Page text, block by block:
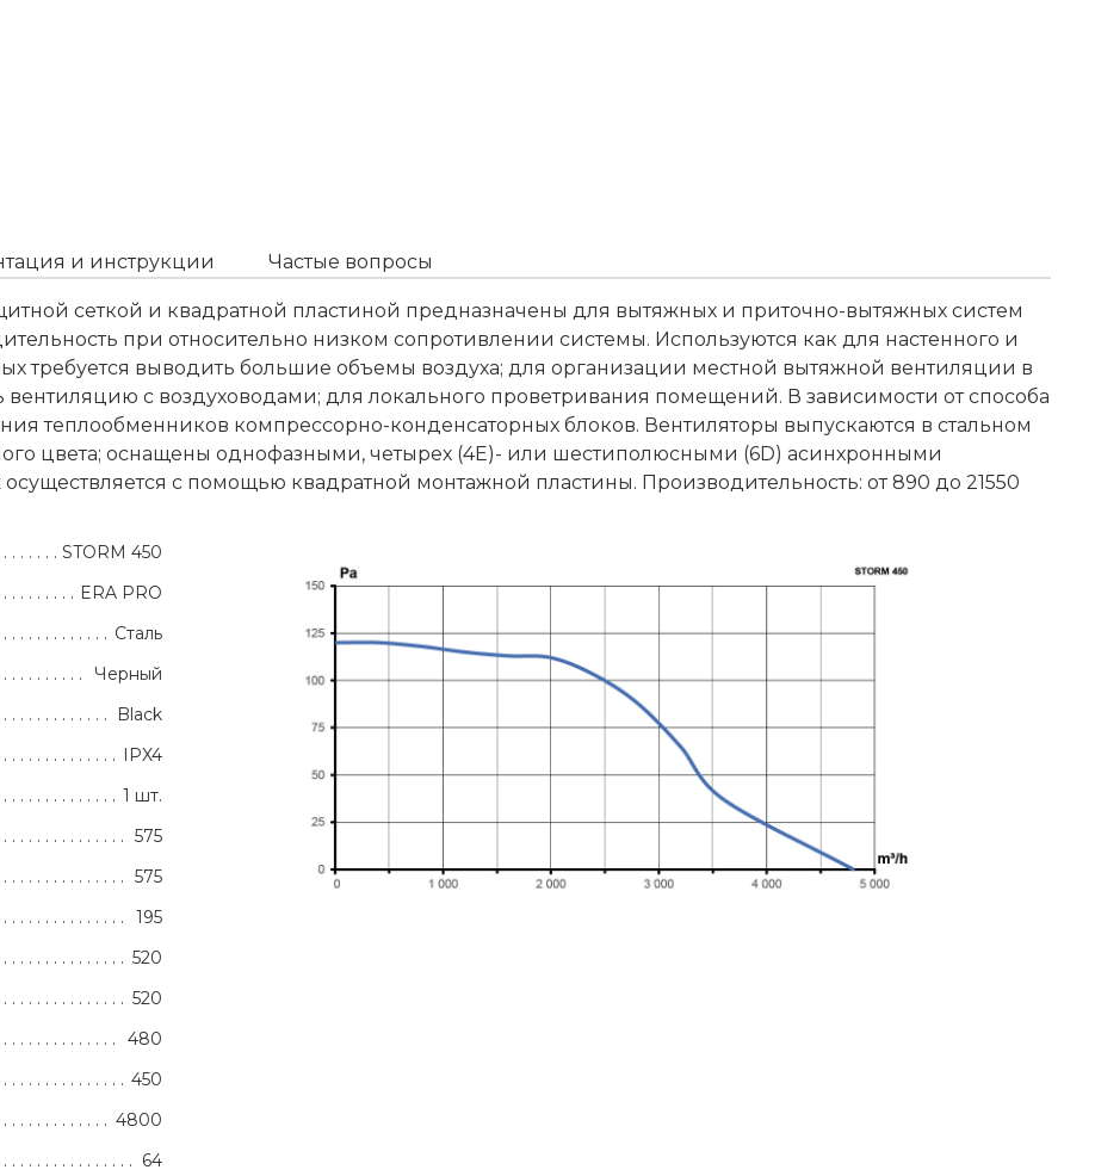
и инструкции Частые вопросы
сеткой и квадратной пластиной предназначены для вытяжных и приточно-вытяжных систем
при относительно низком сопротивлении системы. Используются как для настенного и
требуется выводить большие объемы воздуха; для организации местной вытяжной вентиляции в
вентиляцию с воздуховодами; для локального проветривания помещений. В зависимости от способа
теплообменников компрессорно-конденсаторных блоков. Вентиляторы выпускаются в стальном
цвета; оснащены однофазными, четырех (4Е)- или шестиполюсными (6D) асинхронными
с помощью квадратной монтажной пластины. Производительность: от 890 до 21550
STORM 450
ERA PRO
Сталь
Черный
Black
IPX4
1 шт.
575
575
195
520
520
480
450
4800
64